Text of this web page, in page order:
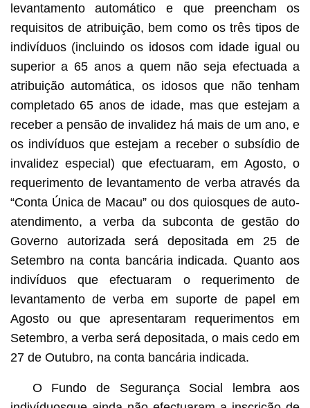
levantamento automático e que preencham os
requisitos de atribuição, bem como os três tipos de
indivíduos (incluindo os idosos com idade igual ou
superior a 65 anos a quem não seja efectuada a
atribuição automática, os idosos que não tenham
completado 65 anos de idade, mas que estejam a
receber a pensão de invalidez há mais de um ano, e
os indivíduos que estejam a receber o subsídio de
invalidez especial) que efectuaram, em Agosto, o
requerimento de levantamento de verba através da
“Conta Única de Macau” ou dos quiosques de auto-
atendimento, a verba da subconta de gestão do
Governo autorizada será depositada em 25 de
Setembro na conta bancária indicada. Quanto aos
indivíduos que efectuaram o requerimento de
levantamento de verba em suporte de papel em
Agosto ou que apresentaram requerimentos em
Setembro, a verba será depositada, o mais cedo em
27 de Outubro, na conta bancária indicada.
O Fundo de Segurança Social lembra aos